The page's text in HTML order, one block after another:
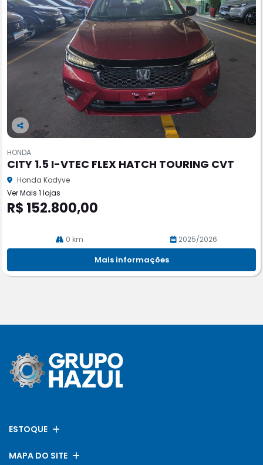
Co
pa
rtil
he
HONDA
CITY 1.5 I-VTEC FLEX HATCH TOURING CVT
Honda Kodyve
Ver Mais 1 lojas
R$ 152.800,00
0 km 2025/2026
Mais informações
ESTOQUE
MAPA DO SITE